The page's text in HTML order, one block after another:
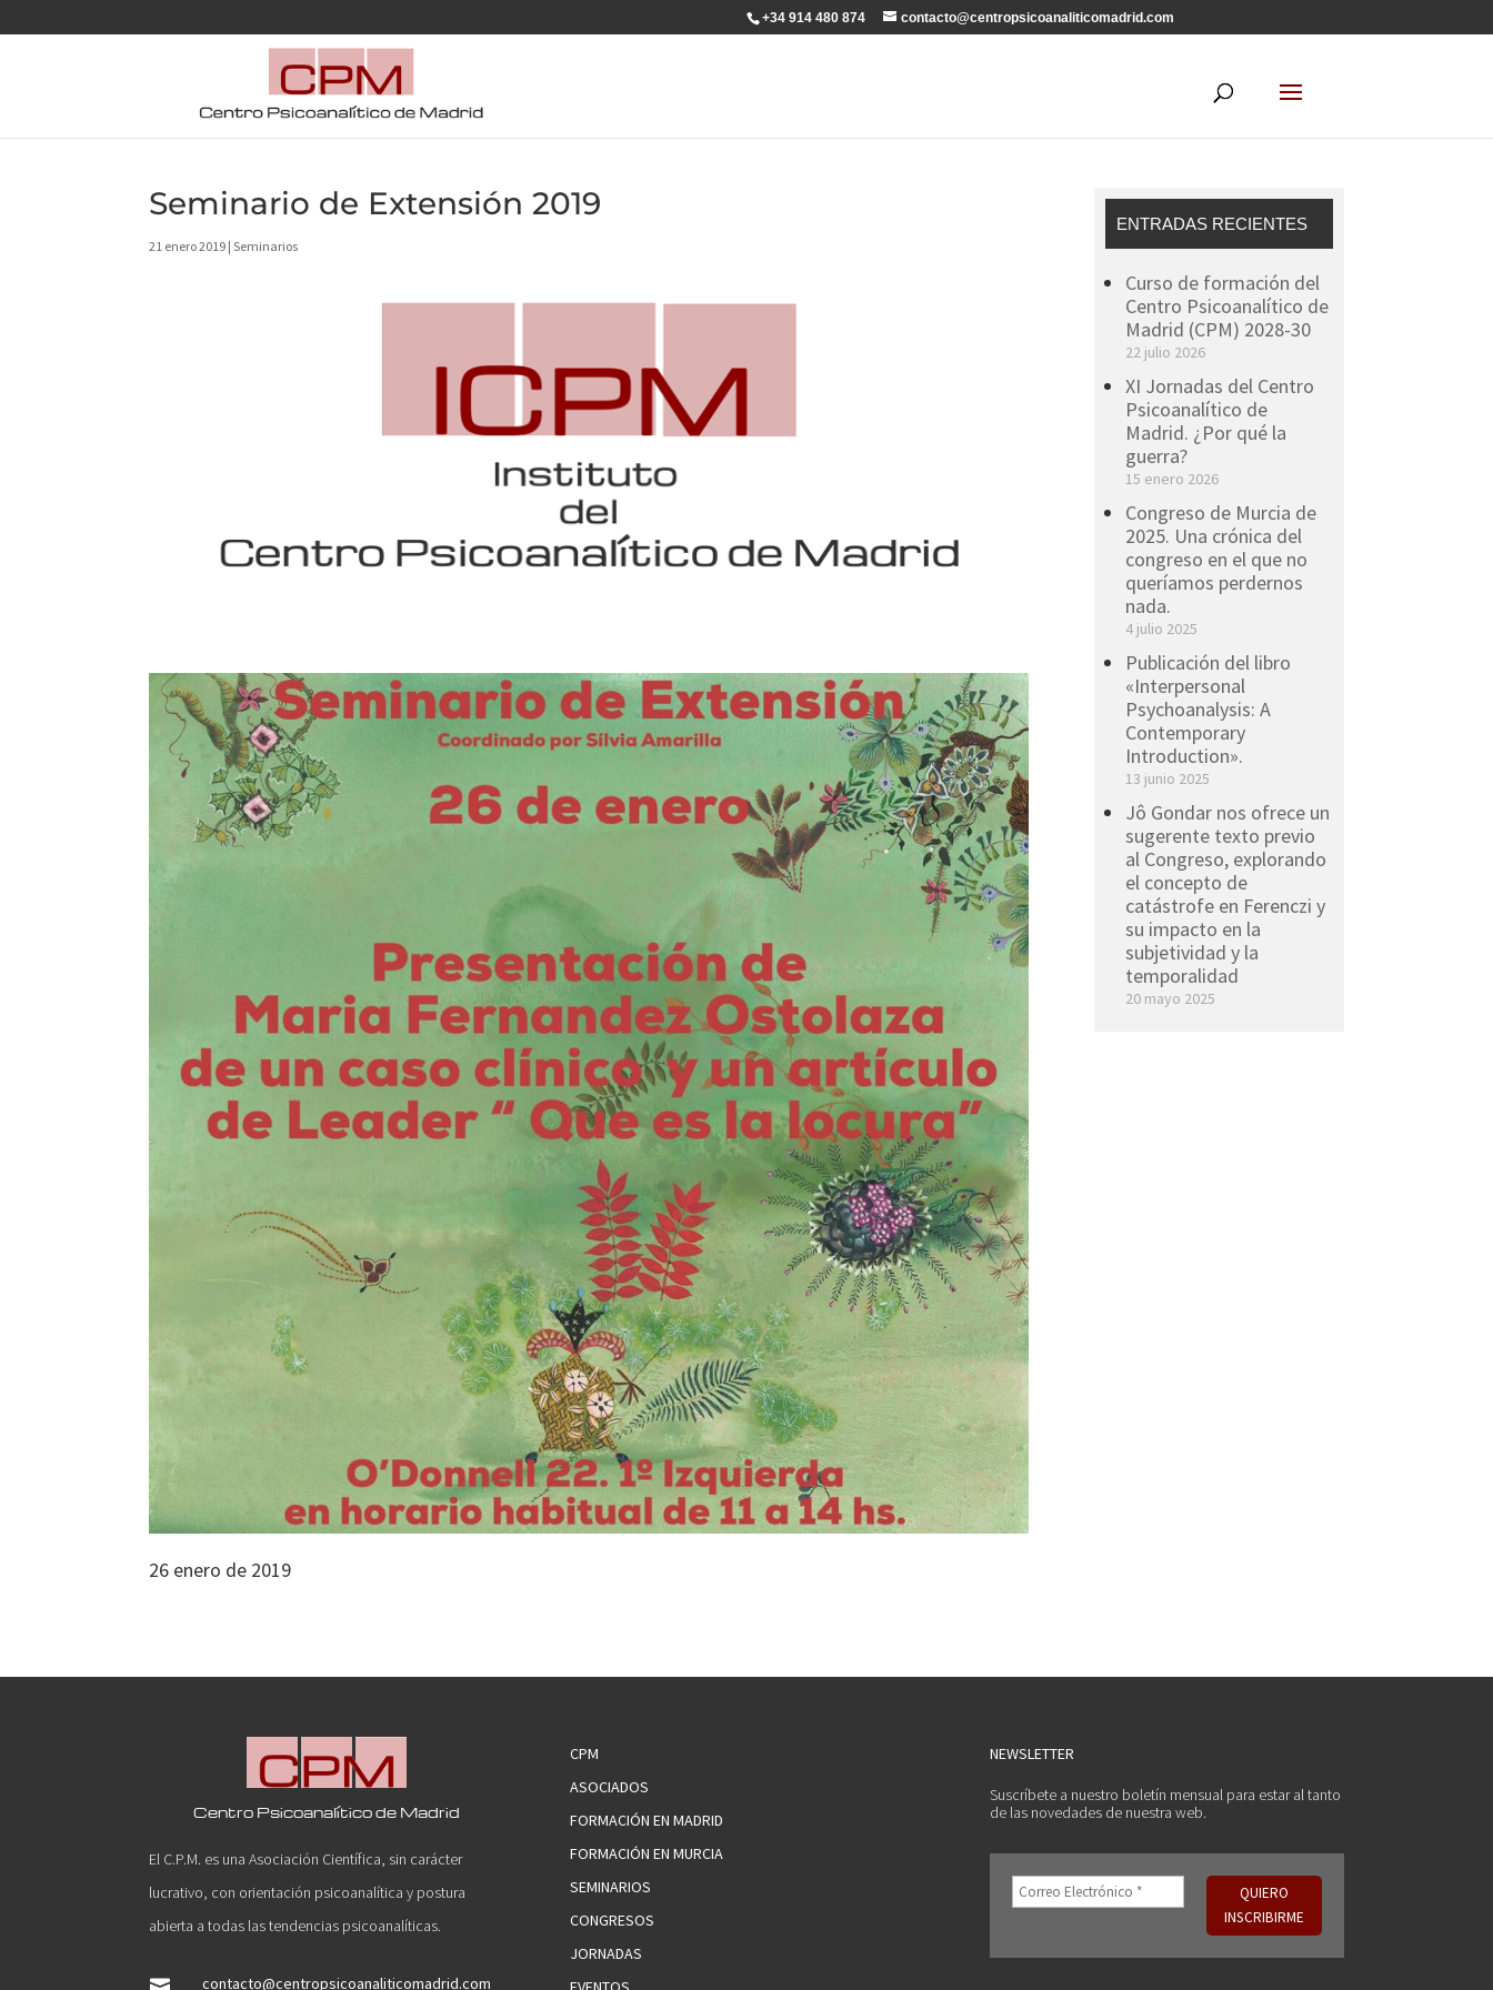
+34 914 480 874 contacto@centropsicoanaliticomadrid.com
Seminario de Extensión 2019
21 enero 2019 |Seminarios
26 enero de 2019
ENTRADAS RECIENTES
Curso de formación del
Centro Psicoanalítico de
Madrid (CPM) 2028-30
22 julio 2026
XI Jornadas del Centro
Psicoanalítico de
Madrid. ¿Por qué la
guerra?
15 enero 2026
Congreso de Murcia de
2025. Una crónica del
congreso en el que no
queríamos perdernos
nada.
4 julio 2025
Publicación del libro
«Interpersonal
Psychoanalysis: A
Contemporary
Introduction».
13 junio 2025
Jô Gondar nos ofrece un
sugerente texto previo
al Congreso, explorando
el concepto de
catástrofe en Ferenczi y
su impacto en la
subjetividad y la
temporalidad
20 mayo 2025
Centro Psicoanalítico de Madrid
El C.P.M. es una Asociación Científica, sin carácter
lucrativo, con orientación psicoanalítica y postura
abierta a todas las tendencias psicoanalíticas.
 contacto@centropsicoanaliticomadrid.com
CPM
ASOCIADOS
FORMACIÓN EN MADRID
FORMACIÓN EN MURCIA
SEMINARIOS
CONGRESOS
JORNADAS
NEWSLETTER
Suscríbete a nuestro boletín mensual para estar al tanto
de las novedades de nuestra web.